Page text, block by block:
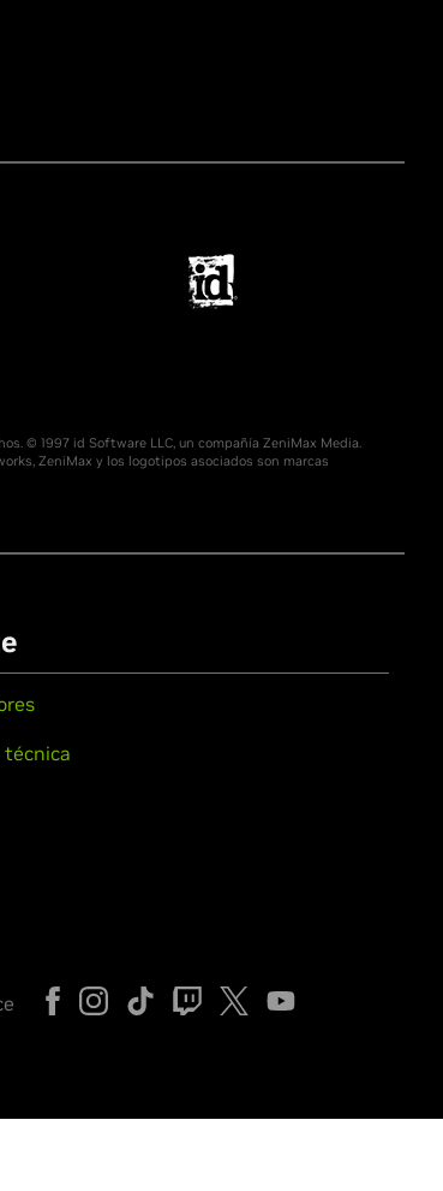
© 1997 id Software LLC, un compañía ZeniMax Media.
ZeniMax y los logotipos asociados son marcas